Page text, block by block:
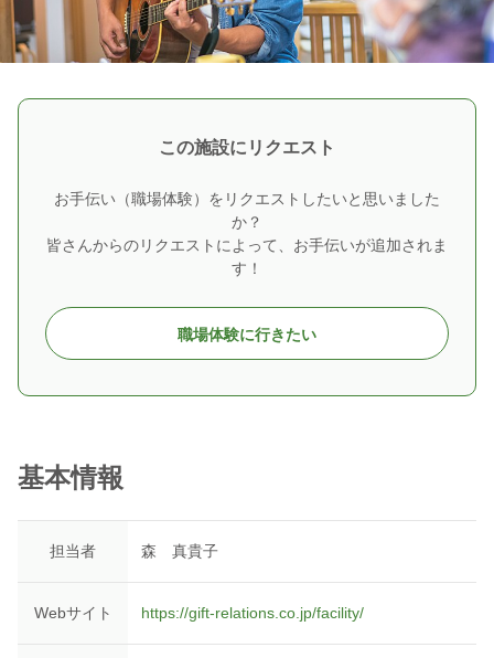
この施設にリクエスト
お手伝い（職場体験）をリクエストしたいと思いました
か？
皆さんからのリクエストによって、お手伝いが追加されま
す！
職場体験に行きたい
基本情報
担当者 森 真貴子
Webサイト https://gift-relations.co.jp/facility/